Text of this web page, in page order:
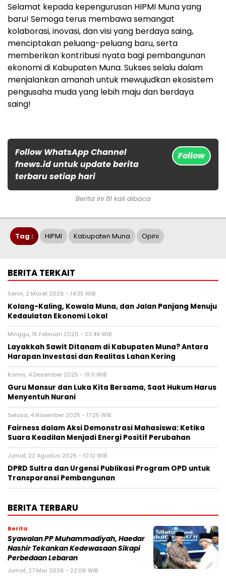
Selamat kepada kepengurusan HIPMI Muna yang
baru! Semoga terus membawa semangat
kolaborasi, inovasi, dan visi yang berdaya saing,
menciptakan peluang-peluang baru, serta
memberikan kontribusi nyata bagi pembangunan
ekonomi di Kabupaten Muna. Sukses selalu dalam
menjalankan amanah untuk mewujudkan ekosistem
pengusaha muda yang lebih maju dan berdaya
saing!
Follow WhatsApp Channel
fnews.id untuk update berita
terbaru setiap hari
Follow
Berita ini 81 kali dibaca
Tag : HIPMI Kabupaten Muna Opini
BERITA TERKAIT
Senin, 2 Maret 2026 - 14:35 WIB
Kolang-Kaling, Kowala Muna, dan Jalan Panjang Menuju
Kedaulatan Ekonomi Lokal
Minggu, 15 Februari 2026 - 23:49 WIB
Layakkah Sawit Ditanam di Kabupaten Muna? Antara
Harapan Investasi dan Realitas Lahan Kering
Kamis, 4 Desember 2025 - 19:11 WIB
Guru Mansur dan Luka Kita Bersama, Saat Hukum Harus
Menyentuh Nurani
Selasa, 4 November 2025 - 17:25 WIB
Fairness dalam Aksi Demonstrasi Mahasiswa: Ketika
Suara Keadilan Menjadi Energi Positif Perubahan
Jumat, 22 Agustus 2025 - 10:12 WIB
DPRD Sultra dan Urgensi Publikasi Program OPD untuk
Transparansi Pembangunan
BERITA TERBARU
Berita
Syawalan PP Muhammadiyah, Haedar
Nashir Tekankan Kedewasaan Sikapi
Perbedaan Lebaran
Jumat, 27 Mar 2026 - 22:06 WIB